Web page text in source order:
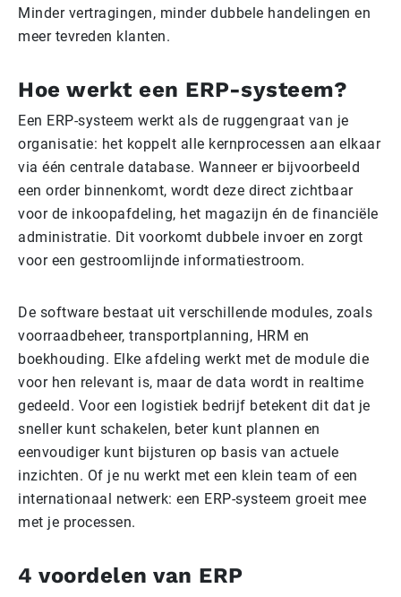
Minder vertragingen, minder dubbele handelingen en
meer tevreden klanten.
Hoe werkt een ERP-systeem?
Een ERP-systeem werkt als de ruggengraat van je
organisatie: het koppelt alle kernprocessen aan elkaar
via één centrale database. Wanneer er bijvoorbeeld
een order binnenkomt, wordt deze direct zichtbaar
voor de inkoopafdeling, het magazijn én de financiële
administratie. Dit voorkomt dubbele invoer en zorgt
voor een gestroomlijnde informatiestroom.
De software bestaat uit verschillende modules, zoals
voorraadbeheer, transportplanning, HRM en
boekhouding. Elke afdeling werkt met de module die
voor hen relevant is, maar de data wordt in realtime
gedeeld. Voor een logistiek bedrijf betekent dit dat je
sneller kunt schakelen, beter kunt plannen en
eenvoudiger kunt bijsturen op basis van actuele
inzichten. Of je nu werkt met een klein team of een
internationaal netwerk: een ERP-systeem groeit mee
met je processen.
4 voordelen van ERP